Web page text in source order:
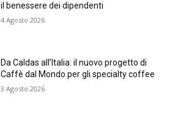
il benessere dei dipendenti
4 Agosto 2026
Da Caldas all’Italia: il nuovo progetto di
Caffè dal Mondo per gli specialty coffee
3 Agosto 2026